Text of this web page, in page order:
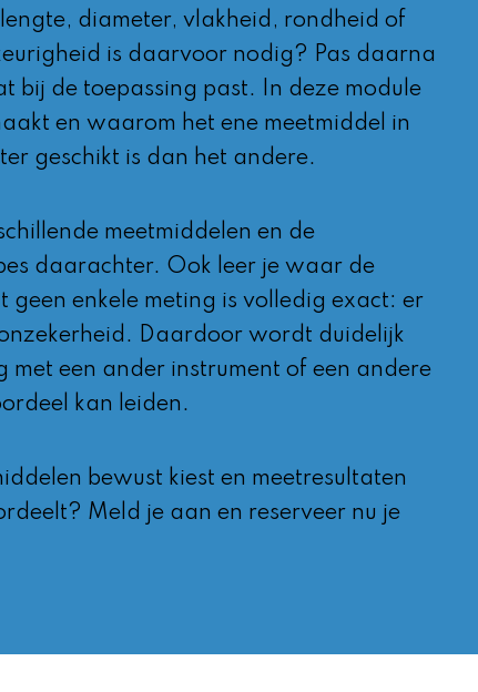
diameter, vlakheid, rondheid of
is daarvoor nodig? Pas daarna
bij de toepassing past. In deze module
en waarom het ene meetmiddel in
geschikt is dan het andere.
meetmiddelen en de
daarachter. Ook leer je waar de
geen enkele meting is volledig exact: er
Daardoor wordt duidelijk
een ander instrument of een andere
kan leiden.
bewust kiest en meetresultaten
Meld je aan en reserveer nu je